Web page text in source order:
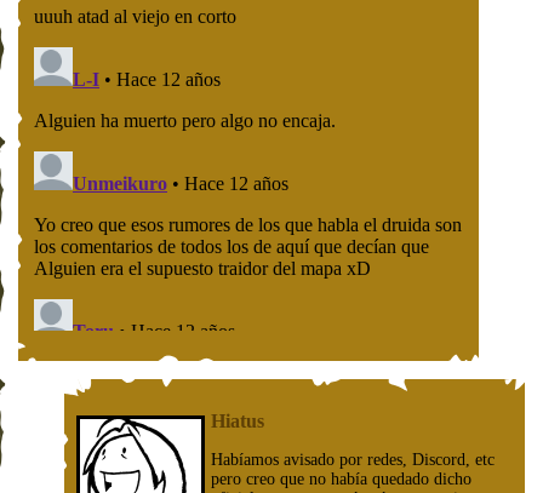
Hiatus
Habíamos avisado por redes, Discord, etc
pero creo que no había quedado dicho